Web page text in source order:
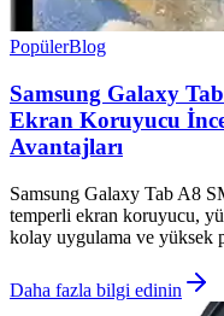
PopülerBlog
Samsung Galaxy
Ekran Koruyucu
Avantajları
Samsung Galaxy Tab A8
temperli ekran koruyucu,
kolay uygulama ve yüksek
Daha fazla bilgi edinin